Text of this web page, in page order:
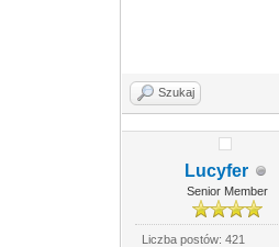
Szukaj
Lucyfer
Senior Member
Liczba postów: 421